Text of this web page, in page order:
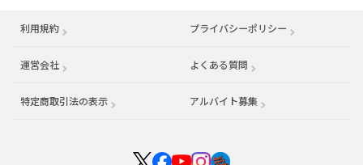
利用規約 プライバシーポリシー
運営会社 （別ウィンドウで開く） よくある質問
特定商取引法の表示 アルバイト募集 （別ウィンドウで開く